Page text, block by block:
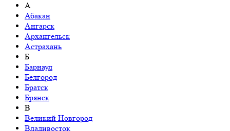
А
Абакан
Ангарск
Архангельск
Астрахань
Б
Барнаул
Белгород
Братск
Брянск
В
Великий Новгород
Владивосток